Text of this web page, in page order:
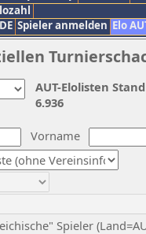
Spieler anmelden Elo
Vorname
Spieler
AUT-Elolisten
6.936